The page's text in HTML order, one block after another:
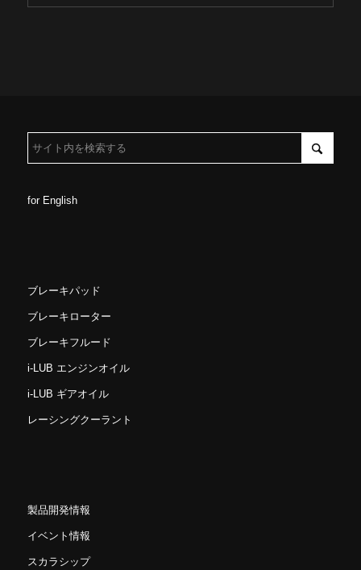
for English
ブレーキパッド
ブレーキローター
ブレーキフルード
i-LUB エンジンオイル
i-LUB ギアオイル
レーシングクーラント
製品開発情報
イベント情報
スカラシップ